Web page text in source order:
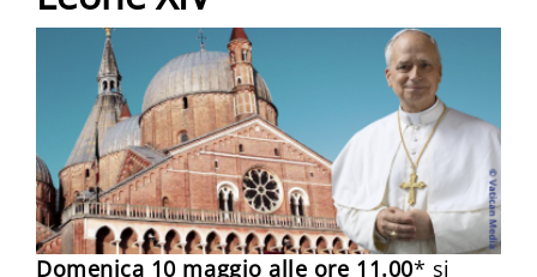
Domenica 10 maggio alle ore 11.00* si